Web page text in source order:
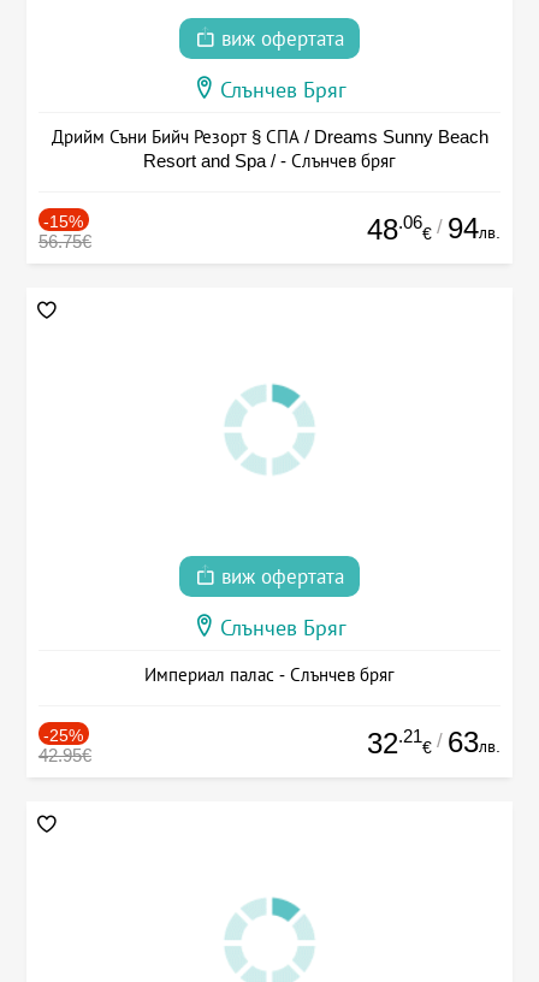
виж офертата
Слънчев Бряг
Дрийм Съни Бийч Резорт § СПА / Dreams Sunny Beach
Resort and Spa / - Слънчев бряг
-15%
56.75€ 48.06
€ / 94лв.
виж офертата
Слънчев Бряг
Империал палас - Слънчев бряг
-25%
42.95€ 32.21
€ / 63лв.